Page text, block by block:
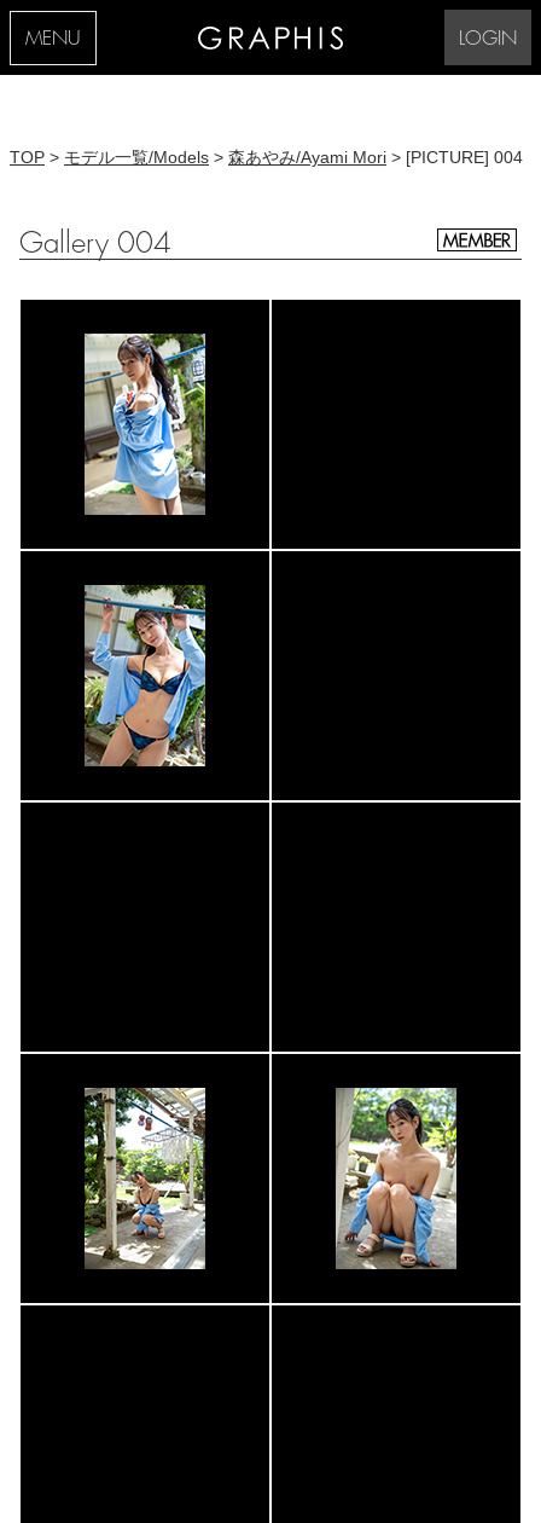
MENU LOGIN
TOP > モデル一覧/Models > 森あやみ/Ayami Mori > [PICTURE] 004
Gallery 004